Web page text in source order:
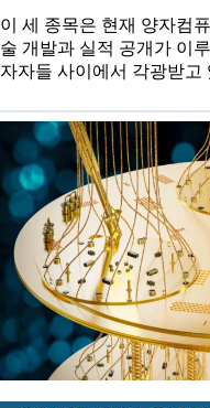
이 세 종목은 현재 양자컴
술 개발과 실적 공개가 이
자자들 사이에서 각광받고